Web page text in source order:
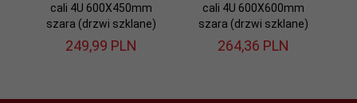
cali 4U 600X450mm
szara (drzwi szklane)
249,99 PLN
cali 4U 600X600mm
szara (drzwi szklane)
264,36 PLN